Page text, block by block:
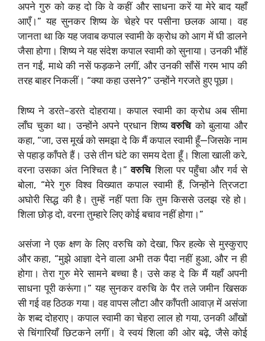
अपने गुरु को कह दो कि वे कहीं और साधना करें या मेरे बाद यहाँ
आएँ।” यह सुनकर शिष्य के चेहरे पर पसीना छलक आया। वह
जानता था कि यह जवाब कपाल स्वामी के क्रोध को आग में घी डालने
जैसा होगा। शिष्य ने यह संदेश कपाल स्वामी को सुनाया। उनकी भौंहें
तन गईं, माथे की नसें फड़कने लगीं, और उनकी साँसें गरम भाप की
तरह बाहर निकलीं। “क्या कहा उसने?” उन्होंने गरजते हुए पूछा।
शिष्य ने डरते-डरते दोहराया। कपाल स्वामी का क्रोध अब सीमा
लाँघ चुका था। उन्होंने अपने प्रधान शिष्यवरुचिको बुलाया और
कहा, “जा, उस मूर्ख को समझा दे कि मैं कपाल स्वामी हूँ—जिसके नाम
से पहाड़ काँपते हैं। उसे तीन घंटे का समय देता हूँ। शिला खाली करे,
वरना उसका अंत निश्चित है।”वरुचिशिला पर पहुँचा और गर्व से
बोला, “मेरे गुरु विश्व विख्यात कपाल स्वामी हैं, जिन्होंने त्रिजटा
अघोरी सिद्ध की है। तुम्हें नहीं पता कि तुम किससे उलझ रहे हो।
शिला छोड़ दो, वरना तुम्हारे लिए कोई बचाव नहीं होगा।”
असंजा ने एक क्षण के लिए वरुचि को देखा, फिर हल्के से मुस्कुराए
और कहा, “मुझे आज्ञा देने वाला अभी तक पैदा नहीं हुआ, और न ही
होगा। तेरा गुरु मेरे सामने बच्चा है। उसे कह दे कि मैं यहाँ अपनी
साधना पूरी करूंगा।” यह सुनकर वरुचि के पैर तले जमीन खिसक
सी गई वह ठिठक गया। वह वापस लौटा और काँपती आवाज़ में असंजा
के शब्द दोहराए। कपाल स्वामी का चेहरा लाल हो गया, उनकी आँखों
से चिंगारियाँ छिटकने लगीं। वे स्वयं शिला की ओर बढ़े, जैसे कोई